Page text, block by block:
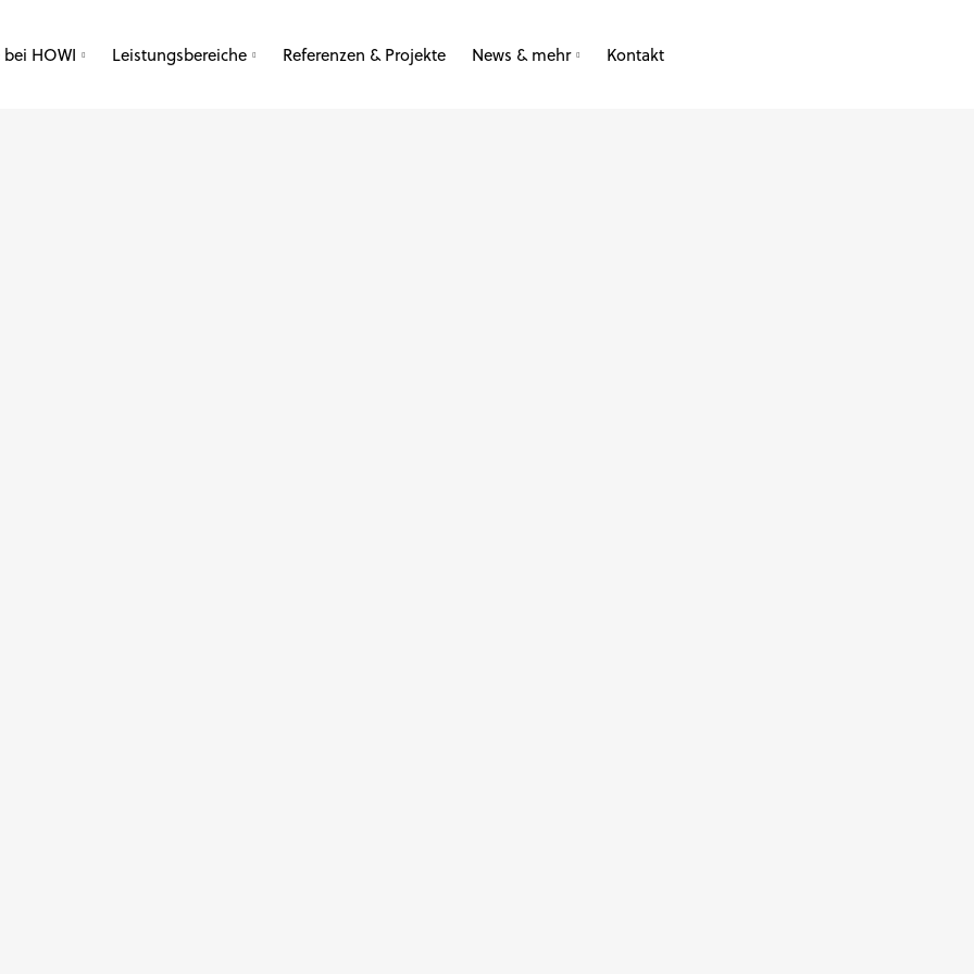
bei HOWI Leistungsbereiche Referenzen & Projekte News & mehr Kontakt